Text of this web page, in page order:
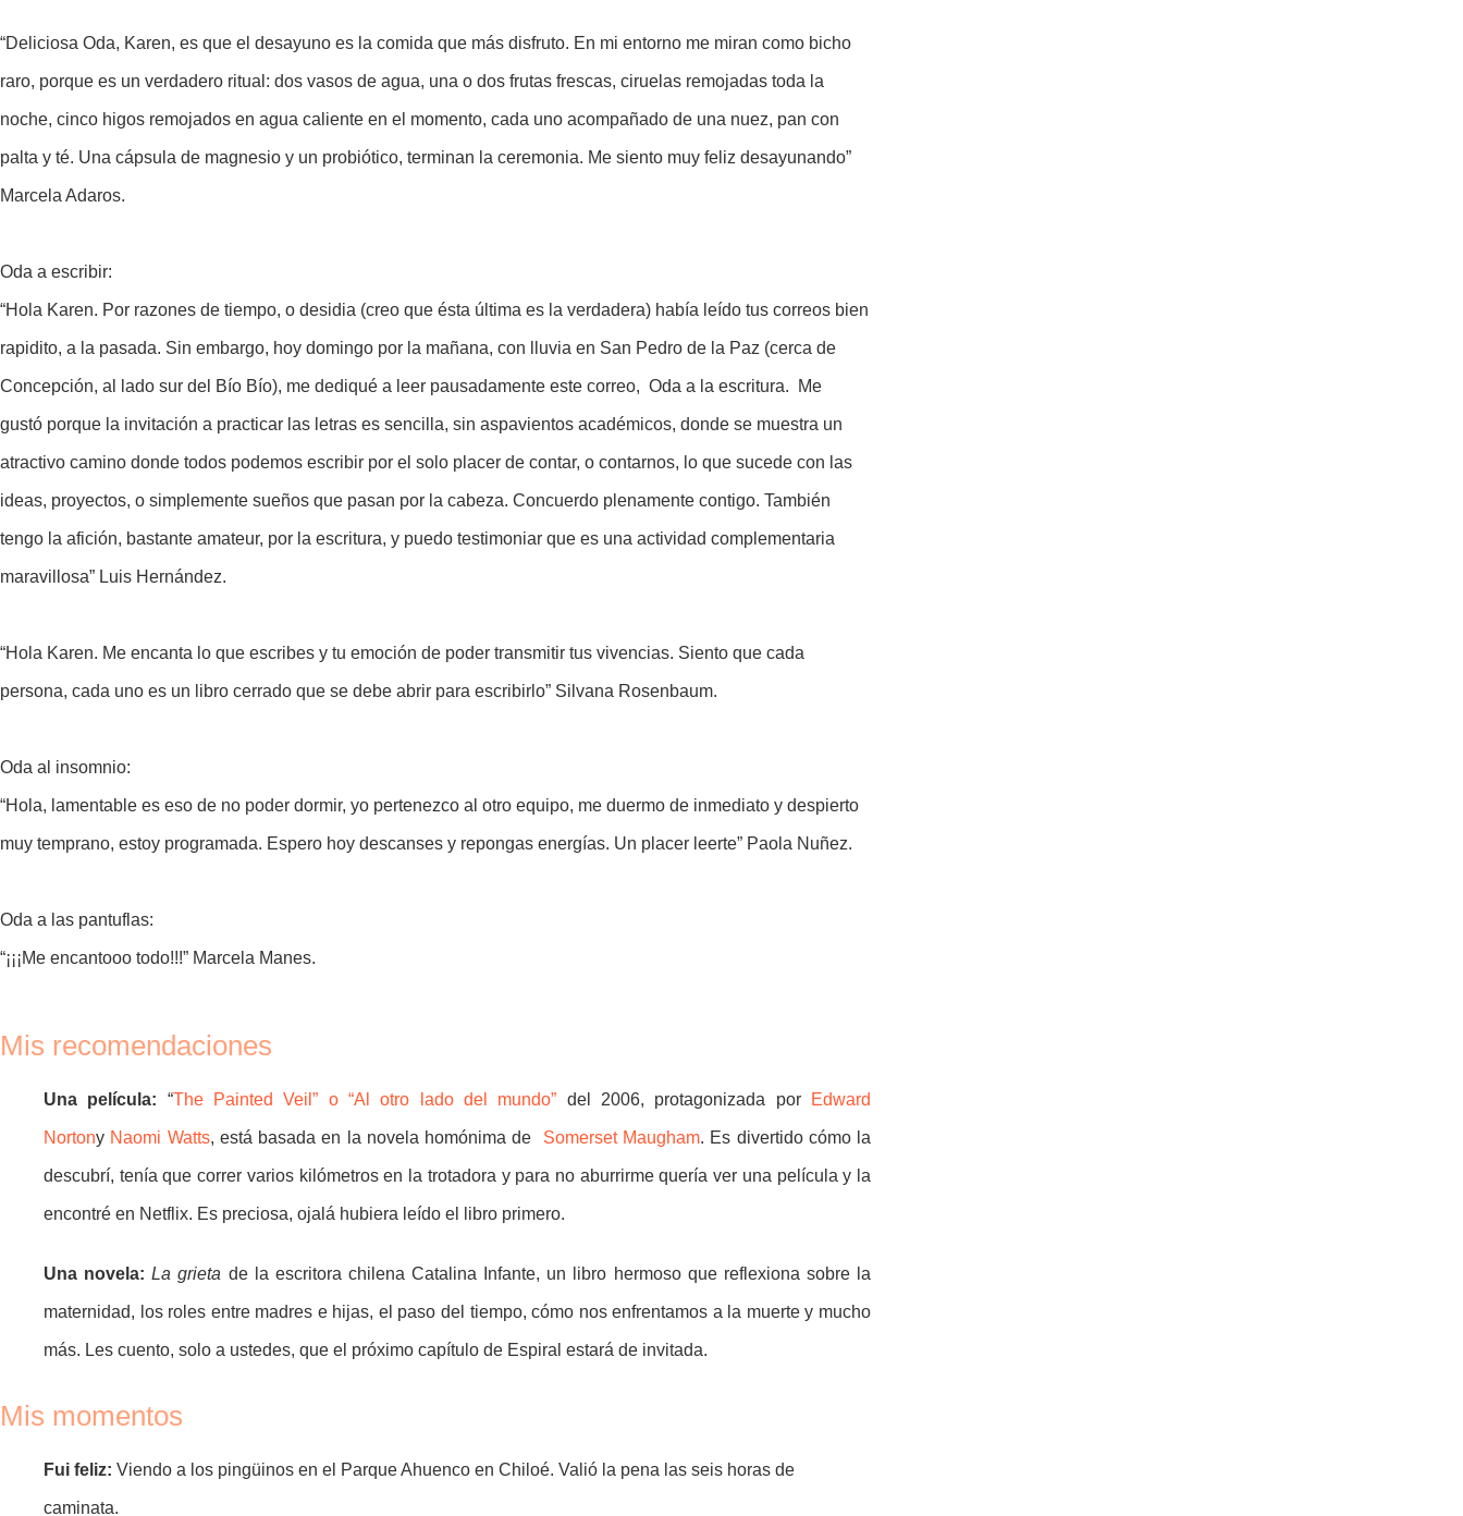
“Deliciosa Oda, Karen, es que el desayuno es la comida que más disfruto. En mi entorno me miran como bicho
raro, porque es un verdadero ritual: dos vasos de agua, una o dos frutas frescas, ciruelas remojadas toda la
noche, cinco higos remojados en agua caliente en el momento, cada uno acompañado de una nuez, pan con
palta y té. Una cápsula de magnesio y un probiótico, terminan la ceremonia. Me siento muy feliz desayunando”
Marcela Adaros.
Oda a escribir:
“Hola Karen. Por razones de tiempo, o desidia (creo que ésta última es la verdadera) había leído tus correos bien
rapidito, a la pasada. Sin embargo, hoy domingo por la mañana, con lluvia en San Pedro de la Paz (cerca de
Concepción, al lado sur del Bío Bío), me dediqué a leer pausadamente este correo, Oda a la escritura. Me
gustó porque la invitación a practicar las letras es sencilla, sin aspavientos académicos, donde se muestra un
atractivo camino donde todos podemos escribir por el solo placer de contar, o contarnos, lo que sucede con las
ideas, proyectos, o simplemente sueños que pasan por la cabeza. Concuerdo plenamente contigo. También
tengo la afición, bastante amateur, por la escritura, y puedo testimoniar que es una actividad complementaria
maravillosa” Luis Hernández.
“Hola Karen. Me encanta lo que escribes y tu emoción de poder transmitir tus vivencias. Siento que cada
persona, cada uno es un libro cerrado que se debe abrir para escribirlo” Silvana Rosenbaum.
Oda al insomnio:
“Hola, lamentable es eso de no poder dormir, yo pertenezco al otro equipo, me duermo de inmediato y despierto
muy temprano, estoy programada. Espero hoy descanses y repongas energías. Un placer leerte” Paola Nuñez.
Oda a las pantuflas:
“¡¡¡Me encantooo todo!!!” Marcela Manes.
Mis recomendaciones
Una película: “The Painted Veil” o “Al otro lado del mundo” del 2006, protagonizada por Edward
Nortony Naomi Watts, está basada en la novela homónima de Somerset Maugham. Es divertido cómo la
descubrí, tenía que correr varios kilómetros en la trotadora y para no aburrirme quería ver una película y la
encontré en Netflix. Es preciosa, ojalá hubiera leído el libro primero.
Una novela: La grieta de la escritora chilena Catalina Infante, un libro hermoso que reflexiona sobre la
maternidad, los roles entre madres e hijas, el paso del tiempo, cómo nos enfrentamos a la muerte y mucho
más. Les cuento, solo a ustedes, que el próximo capítulo de Espiral estará de invitada.
Mis momentos
Fui feliz: Viendo a los pingüinos en el Parque Ahuenco en Chiloé. Valió la pena las seis horas de
caminata.